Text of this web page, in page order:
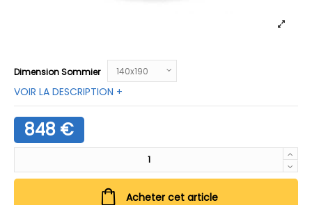
Dimension Sommier
VOIR LA DESCRIPTION +
848 €
Acheter cet article